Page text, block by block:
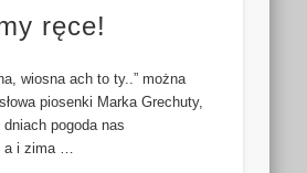
ręce!
wiosna ach to ty..” można
piosenki Marka Grechuty,
pogoda nas
a i zima …